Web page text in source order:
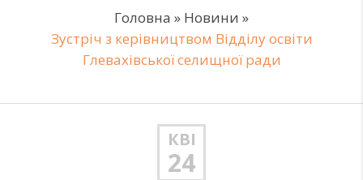
Головна » Новини »
Зустріч з керівництвом Відділу освіти
Глевахівської селищної ради
КВІ
24